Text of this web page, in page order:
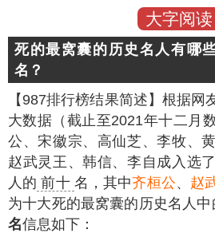
大字阅读
死的最窝囊的历史名人有哪
名？
【987排行榜结果简述】 根据网
大数据（截止至2021年十二月
公、宋徽宗、高仙芝、李牧、
赵武灵王、韩信、李自成入选
人的 前十 名，其中齐桓公、 赵
为十大死的最窝囊的历史名人中
名信息如下：